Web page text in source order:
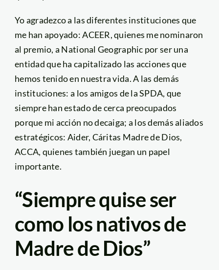
Yo agradezco a las diferentes instituciones que
me han apoyado: ACEER, quienes me nominaron
al premio, a National Geographic por ser una
entidad que ha capitalizado las acciones que
hemos tenido en nuestra vida. A las demás
instituciones: a los amigos de la SPDA, que
siempre han estado de cerca preocupados
porque mi acción no decaiga; a los demás aliados
estratégicos: Aider, Cáritas Madre de Dios,
ACCA, quienes también juegan un papel
importante.
“Siempre quise ser
como los nativos de
Madre de Dios”